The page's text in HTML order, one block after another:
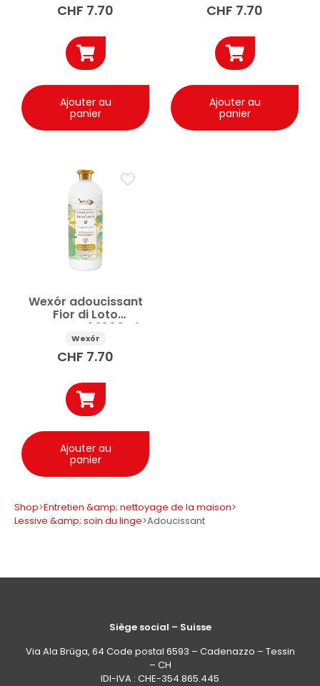
CHF 7.70
Ajouter au
panier
CHF 7.70
Ajouter au
panier
Wexór adoucissant
Fior di Loto
concentré 1000ml
Wexór
CHF 7.70
Ajouter au
panier
Shop>Entretien &amp; nettoyage de la maison>
Lessive &amp; soin du linge>Adoucissant
Siège social – Suisse
Via Ala Brüga, 64 Code postal 6593 – Cadenazzo – Tessin
– CH
IDI-IVA : CHE-354.865.445